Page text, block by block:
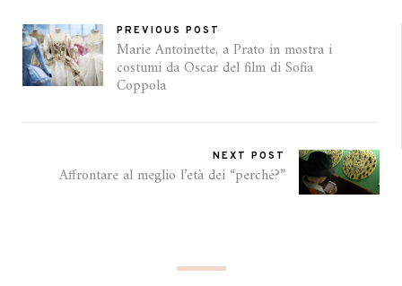
PREVIOUS POST
Marie Antoinette, a Prato in mostra i
costumi da Oscar del film di Sofia
Coppola
NEXT POST
Affrontare al meglio l’età dei “perché?”